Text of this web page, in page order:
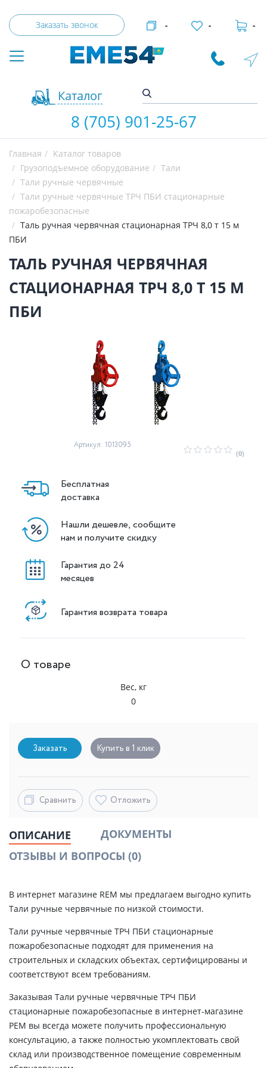
Заказать звонок
Каталог
- - -
8 (705) 901-25-67
Главная
Каталог товаров
Грузоподъемное оборудование
Тали
Тали ручные червячные
Тали ручные червячные ТРЧ ПБИ стационарные
пожаробезопасные
Таль ручная червячная стационарная ТРЧ 8,0 т 15 м
ПБИ
ТАЛЬ РУЧНАЯ ЧЕРВЯЧНАЯ
СТАЦИОНАРНАЯ ТРЧ 8,0 Т 15 М
ПБИ
Артикул: 1013095
(0)
Бесплатная
доставка
Нашли дешевле, сообщите
нам и получите скидку
Гарантия до 24
месяцев
Гарантия возврата товара
О товаре
Вес, кг
0
Заказать Купить в 1 клик
Сравнить Отложить
ОПИСАНИЕ
ДОКУМЕНТЫ
ОТЗЫВЫ И ВОПРОСЫ (0)
В интернет магазине REM мы предлагаем выгодно купить
Тали ручные червячные по низкой стоимости.
Тали ручные червячные ТРЧ ПБИ стационарные
пожаробезопасные подходят для применения на
строительных и складских объектах, сертифицированы и
соответствуют всем требованиям.
Заказывая Тали ручные червячные ТРЧ ПБИ
стационарные пожаробезопасные в интернет-магазине
РЕМ вы всегда можете получить профессиональную
консультацию, а также полностью укомплектовать свой
склад или производственное помещение современным